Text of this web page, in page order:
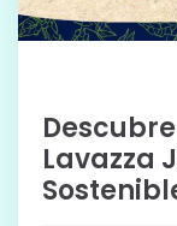
Lavazza